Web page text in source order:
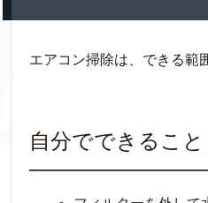
エアコン掃除は、できる範
自分でできること